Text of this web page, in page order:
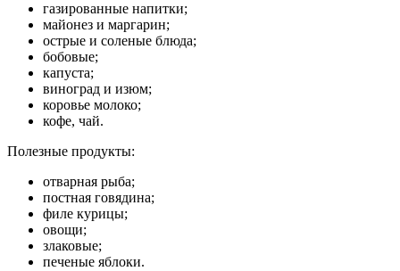
газированные напитки;
майонез и маргарин;
острые и соленые блюда;
бобовые;
капуста;
виноград и изюм;
коровье молоко;
кофе, чай.
Полезные продукты:
отварная рыба;
постная говядина;
филе курицы;
овощи;
злаковые;
печеные яблоки.